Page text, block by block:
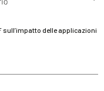
del TUF
sull’impatto delle applicazioni